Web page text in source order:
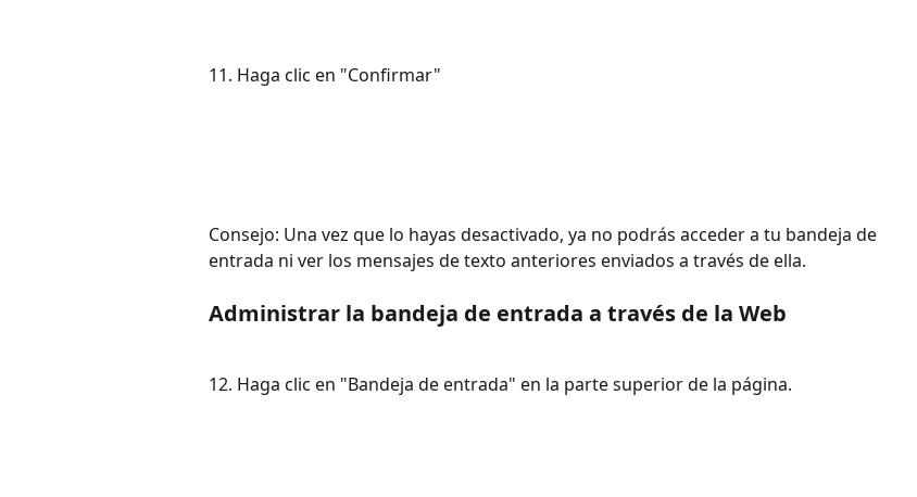
11. Haga clic en "Confirmar"
Consejo: Una vez que lo hayas desactivado, ya no podrás acceder a tu bandeja de
entrada ni ver los mensajes de texto anteriores enviados a través de ella.
Administrar la bandeja de entrada a través de la Web
12. Haga clic en "Bandeja de entrada" en la parte superior de la página.